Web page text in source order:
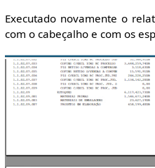
Executado novamente o
com o cabeçalho e com os